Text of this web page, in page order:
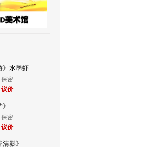
》水墨虾
密
议价
密
议价
清影》